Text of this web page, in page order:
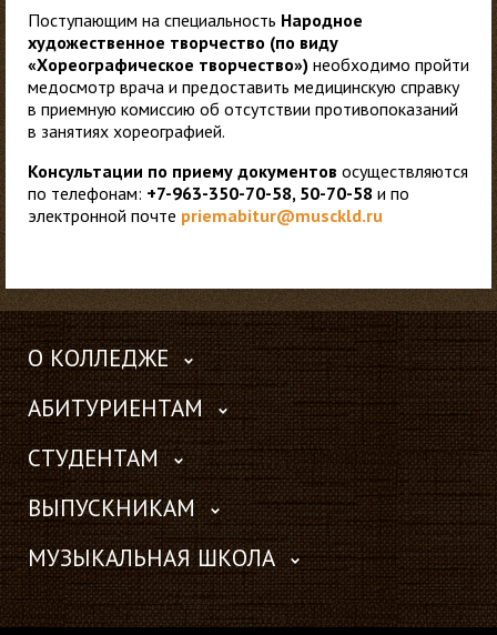
Поступающим на специальность Народное
художественное творчество (по виду
«Хореографическое творчество») необходимо пройти
медосмотр врача и предоставить медицинскую справку
в приемную комиссию об отсутствии противопоказаний
в занятиях хореографией.
Консультации по приему документов осуществляются
по телефонам: +7-963-350-70-58, 50-70-58 и по
электронной почте priemabitur@musckld.ru
О КОЛЛЕДЖЕ
АБИТУРИЕНТАМ
СТУДЕНТАМ
ВЫПУСКНИКАМ
МУЗЫКАЛЬНАЯ ШКОЛА